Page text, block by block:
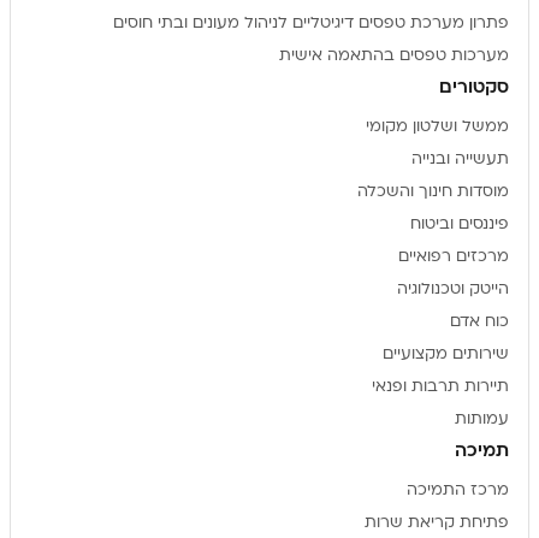
פתרון מערכת טפסים דיגיטליים לניהול מעונים ובתי חוסים
מערכות טפסים בהתאמה אישית
סקטורים
ממשל ושלטון מקומי
תעשייה ובנייה
מוסדות חינוך והשכלה
פיננסים וביטוח
מרכזים רפואיים
הייטק וטכנולוגיה
כוח אדם
שירותים מקצועיים
תיירות תרבות ופנאי
עמותות
תמיכה
מרכז התמיכה
פתיחת קריאת שרות